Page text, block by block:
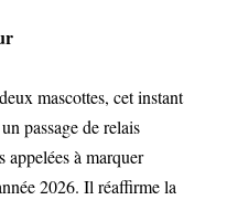
mascottes, cet instant
passage de relais
à marquer
2026. Il réaffirme la